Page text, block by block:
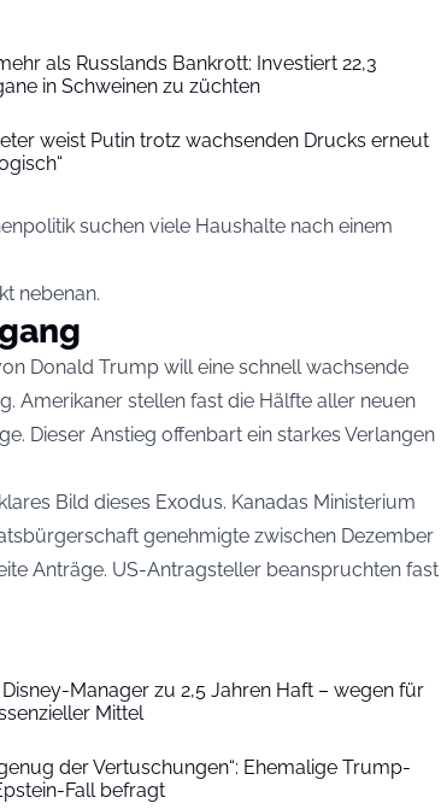
als Russlands Bankrott: Investiert 22,3
in Schweinen zu züchten
weist Putin trotz wachsenden Drucks erneut
suchen viele Haushalte nach einem
nebenan.
Donald Trump will eine schnell wachsende
Amerikaner stellen fast die Hälfte aller neuen
Dieser Anstieg offenbart ein starkes Verlangen
Bild dieses Exodus. Kanadas Ministerium
genehmigte zwischen Dezember
Anträge. US-Antragsteller beanspruchten fast
Manager zu 2,5 Jahren Haft – wegen für
Mittel
der Vertuschungen“: Ehemalige Trump-
Fall befragt